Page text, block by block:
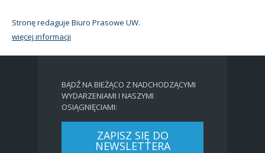
Stronę redaguje Biuro Prasowe UW.
więcej informacji
BĄDŹ NA BIEŻĄCO Z NADCHODZĄCYMI
WYDARZENIAMI I NASZYMI
OSIĄGNIĘCIAMI:
ZAPISZ SIĘ DO
NEWSLETTERA